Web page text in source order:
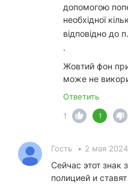
допомогою
необхідної
відповідно до
.
Жовтий фон
може не
Ответить
1
1
Гость • 2 мая
Сейчас этот знак
полицией и